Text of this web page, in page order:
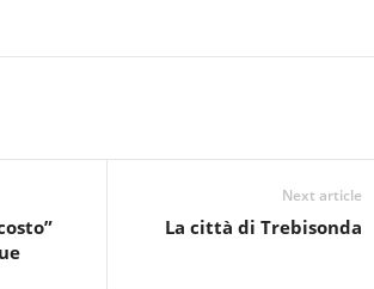
Next article
La città di Trebisonda